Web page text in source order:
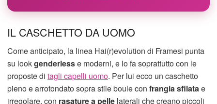
IL CASCHETTO DA UOMO
Come anticipato, la linea Hai(r)evolution di Framesi punta
su lookgenderlesse moderni, e lo fa soprattutto con le
proposte di tagli capelli uomo. Per lui ecco un caschetto
pieno e arrotondato sopra stile boule con frangia sfilatae
irregolare, con rasature a pelle laterali che creano piccoli